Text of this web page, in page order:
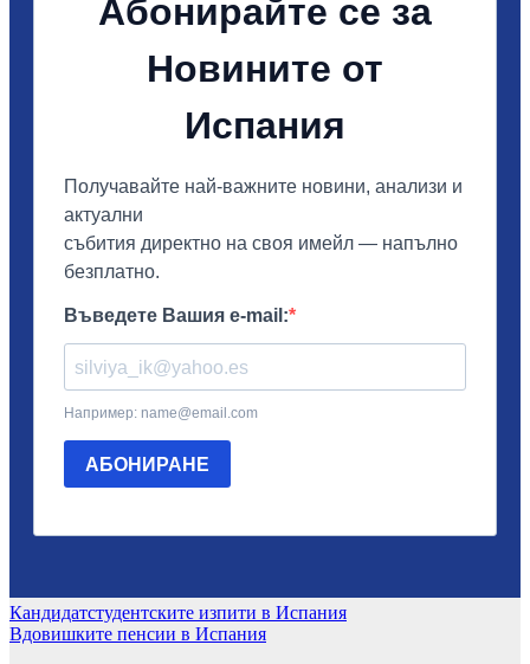
Навигация
Кандидатстудентските изпити в Испания
Вдовишките пенсии в Испания